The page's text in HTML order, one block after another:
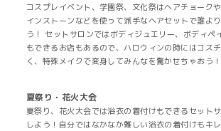
コスプレイベント、学園祭、文化祭はヘアチョーク
インストーンなどを使って派手なヘアセットで誰よ
う！ セットサロンではボディジュエリー、ボディペ
もできるお店もあるので、ハロウィンの時にはコス
く、特殊メイクで変身してみんなを驚かせちゃおう！
夏祭り・花火大会
夏祭り、花火大会では浴衣の着付けもできるセット
しよう！自分ではなかなか難しい浴衣の着付けもキ